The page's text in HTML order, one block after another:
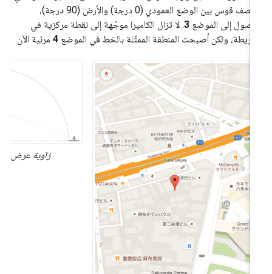
منتصف قوس بين الوضع العمودي (0 درجة) والأرض (90 درجة)،
إلى الموضع3. لا تزال الكاميرا موجّهة إلى نقطة مركزية في
ولكن أصبحت المنطقة الممثّلة بالخط في الموضع4مرئية الآن.
زاوية عرض الكاميرا 45